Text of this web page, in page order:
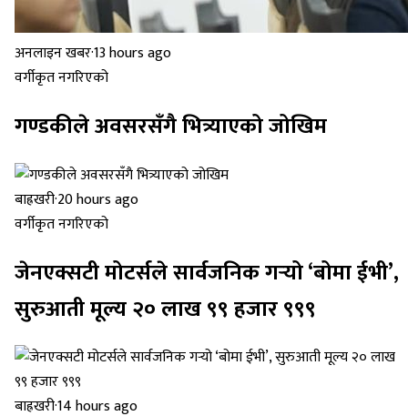
अनलाइन खबर·13 hours ago
वर्गीकृत नगरिएको
गण्डकीले अवसरसँगै भित्र्याएको जोखिम
बाह्रखरी·20 hours ago
वर्गीकृत नगरिएको
जेनएक्सटी मोटर्सले सार्वजनिक गर्‍यो ‘बोमा ईभी’,
सुरुआती मूल्य २० लाख ९९ हजार ९९९
बाह्रखरी·14 hours ago